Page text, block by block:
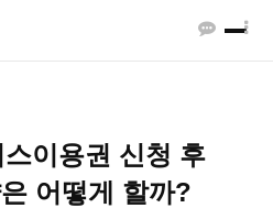
이용권 신청 후
어떻게 할까?